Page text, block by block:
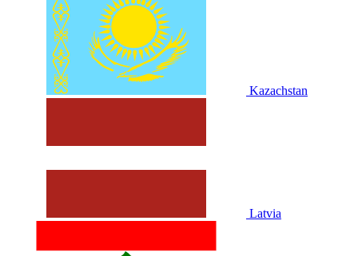
Kazachstan
Latvia